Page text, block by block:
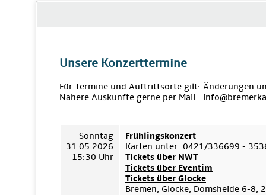
Unsere Konzerttermine
Für Termine und Auftrittsorte gilt: Änderungen
Nähere Auskünfte gerne per Mail:
Sonntag
31.05.2026
15:30 Uhr
Frühlingskonzert
Karten unter: 0421/336699 -
Tickets über NWT
Tickets über Eventim
Tickets über Glocke
Bremen, Glocke, Domsheide 6-8,